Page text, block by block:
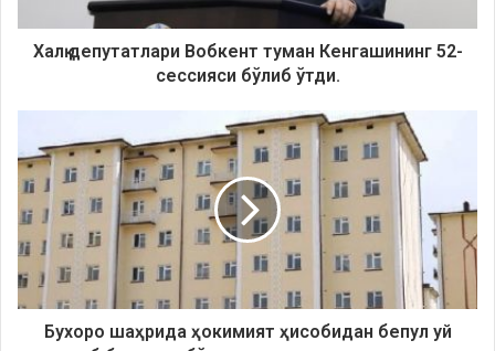
Халқ депутатлари Вобкент туман Кенгашининг 52-
сессияси бўлиб ўтди.
Бухоро шаҳрида ҳокимият ҳисобидан бепул уй